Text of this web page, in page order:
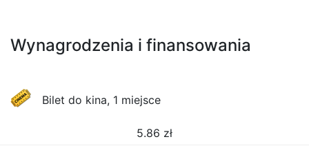
Wynagrodzenia i finansowania
Bilet do kina, 1 miejsce
5.86 zł